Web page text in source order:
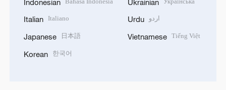
Italian Italiano
Japanese 日本語
Korean 한국어
Urdu اردو
Vietnamese Tiếng Việt